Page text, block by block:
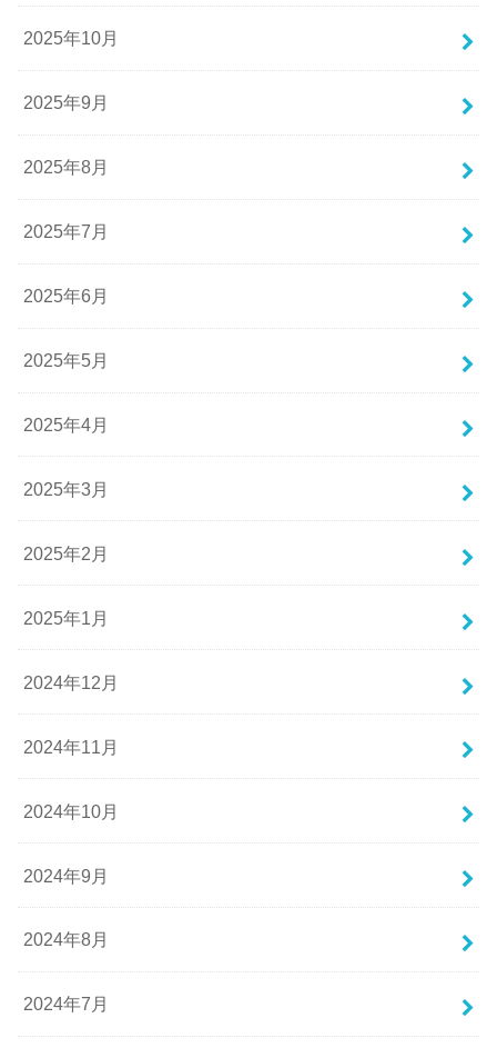
2025年10月
2025年9月
2025年8月
2025年7月
2025年6月
2025年5月
2025年4月
2025年3月
2025年2月
2025年1月
2024年12月
2024年11月
2024年10月
2024年9月
2024年8月
2024年7月